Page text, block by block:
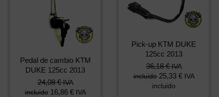
Pedal de cambio KTM
DUKE 125cc 2013
24,08€ IVA
incluido 16,86 € IVA
Pick-up KTM DUKE
125cc 2013
36,18€ IVA
incluido 25,33 € IVA
incluido